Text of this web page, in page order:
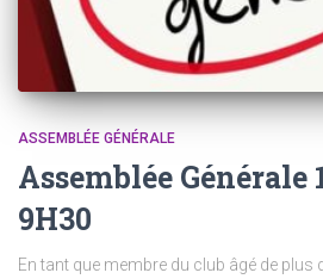
ASSEMBLÉE GÉNÉRALE
Assemblée Générale
9H30
En tant que membre du club âgé de plus